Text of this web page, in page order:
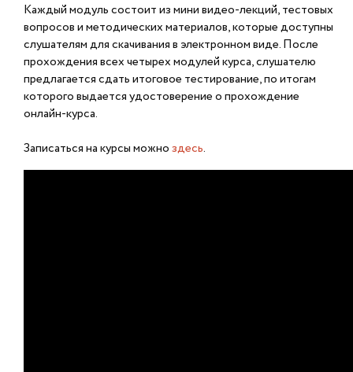
Каждый модуль состоит из мини видео-лекций, тестовых
вопросов и методических материалов, которые доступны
слушателям для скачивания в электронном виде. После
прохождения всех четырех модулей курса, слушателю
предлагается сдать итоговое тестирование, по итогам
которого выдается удостоверение о прохождение
онлайн-курса.
Записаться на курсы можноздесь.